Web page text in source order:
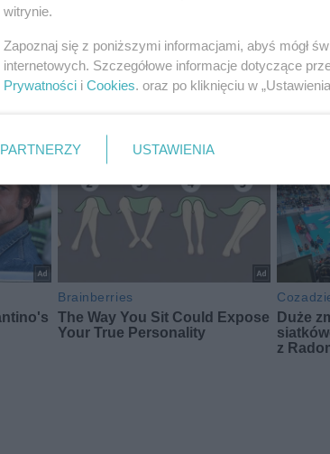
witrynie.
Zapoznaj się z poniższymi informacjami, abyś mógł
internetowych. Szczegółowe informacje dotyczące
Prywatności i Cookies. oraz po kliknięciu w
PARTNERZY USTAWIENIA